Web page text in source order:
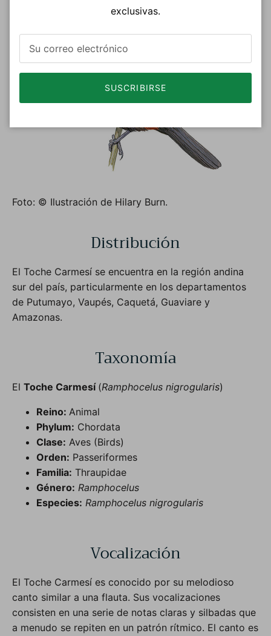
Foto: © Ilustración de Hilary Burn.
Distribución
El Toche Carmesí se encuentra en la región andina
sur del país, particularmente en los departamentos
de Putumayo, Vaupés, Caquetá, Guaviare y
Amazonas.
Taxonomía
El Toche Carmesí (Ramphocelus nigrogularis)
Reino: Animal
Phylum: Chordata
Clase: Aves (Birds)
Orden: Passeriformes
Familia: Thraupidae
Género: Ramphocelus
Especies: Ramphocelus nigrogularis
Vocalización
El Toche Carmesí es conocido por su melodioso
canto similar a una flauta. Sus vocalizaciones
consisten en una serie de notas claras y silbadas que
a menudo se repiten en un patrón rítmico. El canto es
exclusivas.
SUSCRIBIRSE